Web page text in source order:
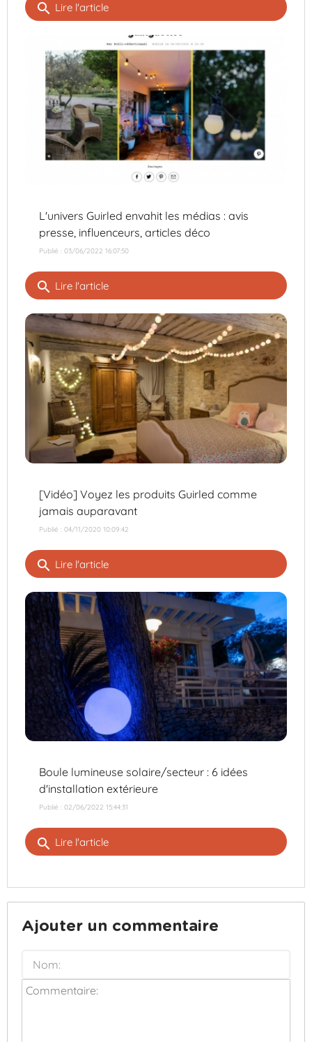
search Lire l'article
L'univers Guirled envahit les médias : avis
presse, influenceurs, articles déco
Publié : 03/06/2022 16:07:50
search Lire l'article
[Vidéo] Voyez les produits Guirled comme
jamais auparavant
Publié : 04/11/2020 10:09:42
search Lire l'article
Boule lumineuse solaire/secteur : 6 idées
d'installation extérieure
Publié : 02/06/2022 15:44:31
search Lire l'article
Ajouter un commentaire